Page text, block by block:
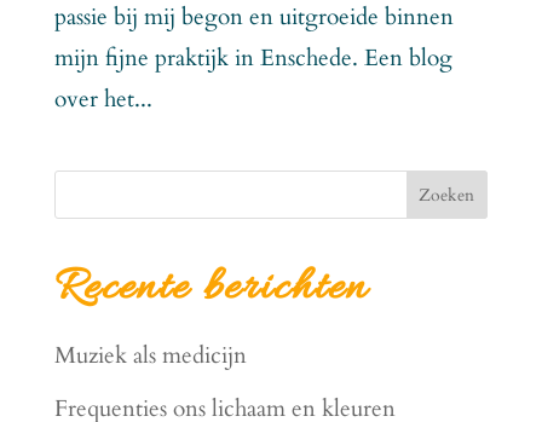
passie bij mij begon en uitgroeide binnen
mijn fijne praktijk in Enschede. Een blog
over het...
Zoeken
Recente berichten
Muziek als medicijn
Frequenties ons lichaam en kleuren